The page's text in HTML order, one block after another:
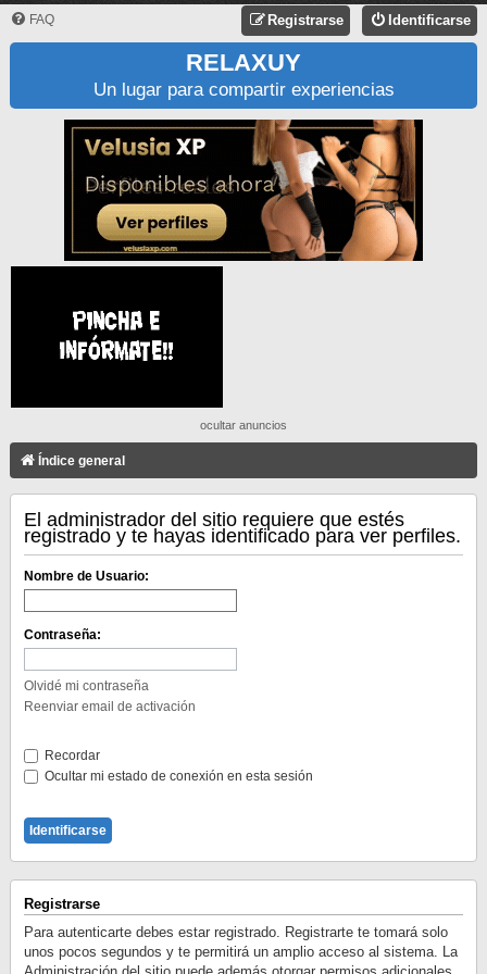
FAQ Identificarse
Registrarse
RELAXUY
Un lugar para compartir experiencias
ocultar anuncios
Índice general
El administrador del sitio requiere que estés
registrado y te hayas identificado para ver perfiles.
Nombre de Usuario:
Contraseña:
Olvidé mi contraseña
Reenviar email de activación
Recordar
Ocultar mi estado de conexión en esta sesión
Registrarse
Para autenticarte debes estar registrado. Registrarte te tomará solo
unos pocos segundos y te permitirá un amplio acceso al sistema. La